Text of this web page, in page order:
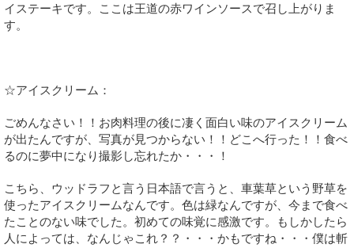
イステーキです。ここは王道の赤ワインソースで召し上がりま
す。
☆アイスクリーム：
ごめんなさい！！お肉料理の後に凄く面白い味のアイスクリーム
が出たんですが、写真が見つからない！！どこへ行った！！食べ
るのに夢中になり撮影し忘れたか・・・！
こちら、ウッドラフと言う日本語で言うと、車葉草という野草を
使ったアイスクリームなんです。色は緑なんですが、今まで食べ
たことのない味でした。初めての味覚に感激です。もしかしたら
人によっては、なんじゃこれ？？・・・かもですね・・・僕は斬